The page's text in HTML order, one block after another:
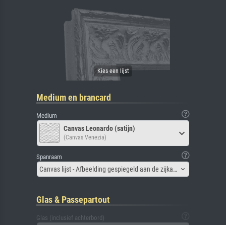
Medium en brancard
Medium
Canvas Leonardo (satijn)
(Canvas Venezia)
Spanraam
Canvas lijst - Afbeelding gespiegeld aan de zijkant
Glas & Passepartout
Glas (inclusief achterbord)